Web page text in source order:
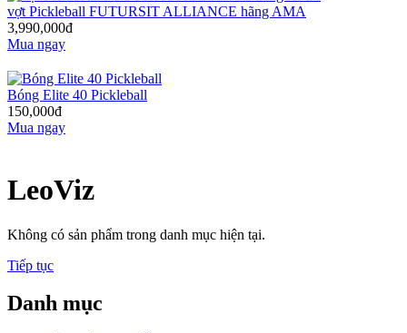
vợt Pickleball FUTURSIT ALLIANCE hãng AMA
3,990,000đ
Mua ngay
Bóng Elite 40 Pickleball
150,000đ
Mua ngay
LeoViz
Không có sản phẩm trong danh mục hiện tại.
Tiếp tục
Danh mục